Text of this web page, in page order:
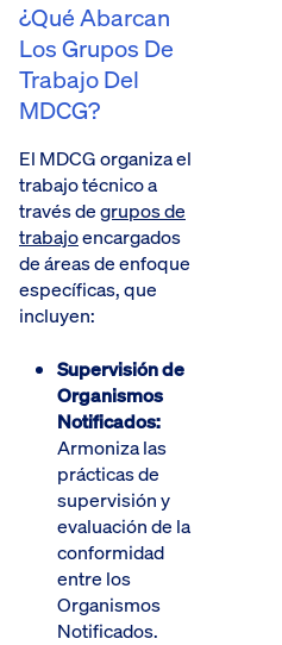
¿Qué Abarcan
Los Grupos De
Trabajo Del
MDCG?
El MDCG organiza el
trabajo técnico a
través degrupos de
trabajoencargados
de áreas de enfoque
específicas, que
incluyen:
Supervisión de
Organismos
Notificados:
Armoniza las
prácticas de
supervisión y
evaluación de la
conformidad
entre los
Organismos
Notificados.